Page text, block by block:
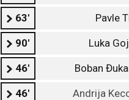
63' Pavle
90' Luka
46' Boban
46' Andrija